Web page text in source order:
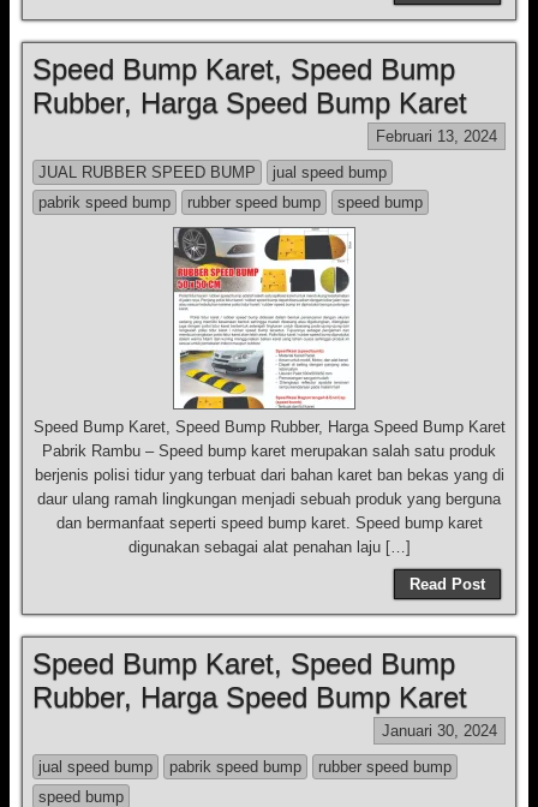
Speed Bump Karet, Speed Bump
Rubber, Harga Speed Bump Karet
Februari 13, 2024
JUAL RUBBER SPEED BUMP
jual speed bump
pabrik speed bump
rubber speed bump speed bump
Speed Bump Karet, Speed Bump Rubber, Harga Speed Bump Karet
Pabrik Rambu – Speed bump karet merupakan salah satu produk
berjenis polisi tidur yang terbuat dari bahan karet ban bekas yang di
daur ulang ramah lingkungan menjadi sebuah produk yang berguna
dan bermanfaat seperti speed bump karet. Speed bump karet
digunakan sebagai alat penahan laju […]
Read Post
Speed Bump Karet, Speed Bump
Rubber, Harga Speed Bump Karet
Januari 30, 2024
jual speed bump
pabrik speed bump
rubber speed bump
speed bump